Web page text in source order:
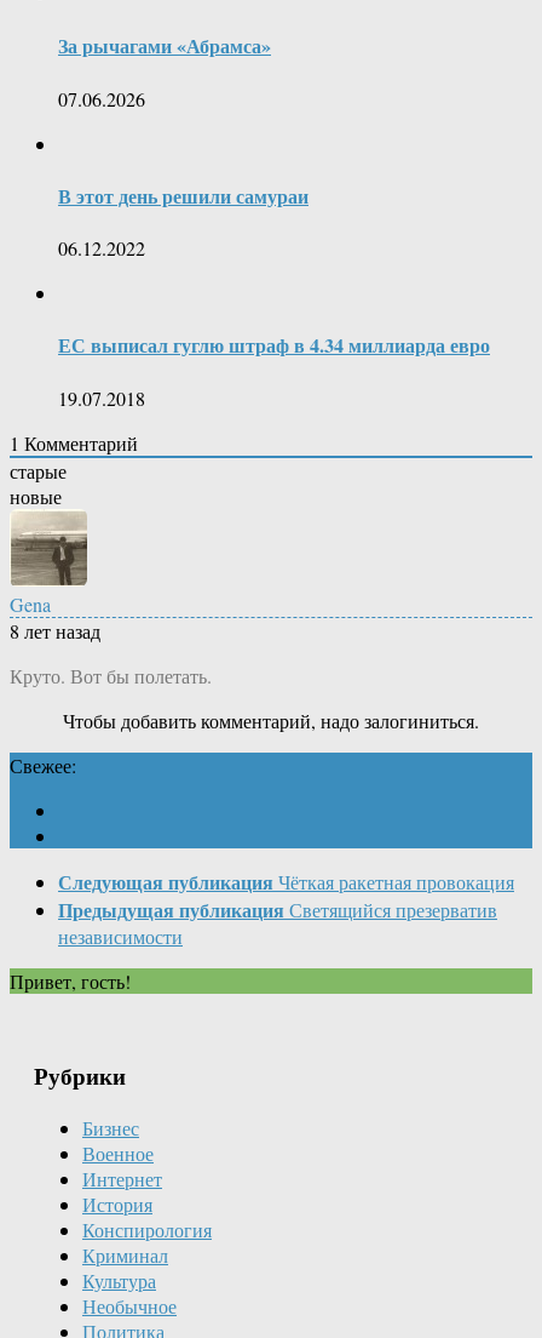
За рычагами «Абрамса»
07.06.2026
В этот день решили самураи
06.12.2022
ЕС выписал гуглю штраф в 4.34 миллиарда евро
19.07.2018
1 Комментарий
старые
новые
Gena
8 лет назад
Круто. Вот бы полетать.
Чтобы добавить комментарий, надо залогиниться.
Свежее:
Следующая публикация Чёткая ракетная провокация
Предыдущая публикация Светящийся презерватив
независимости
Привет, гость!
Рубрики
Бизнес
Военное
Интернет
История
Конспирология
Криминал
Культура
Необычное
Политика